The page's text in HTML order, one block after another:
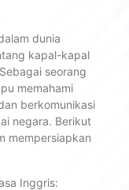
dunia
kapal-kapal
seorang
memahami
berkomunikasi
negara. Berikut
mempersiapkan
Inggris: